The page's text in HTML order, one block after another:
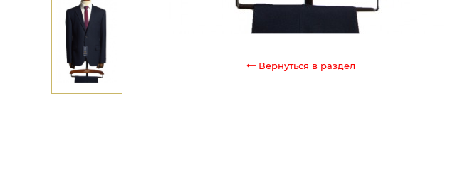
Вернуться в раздел